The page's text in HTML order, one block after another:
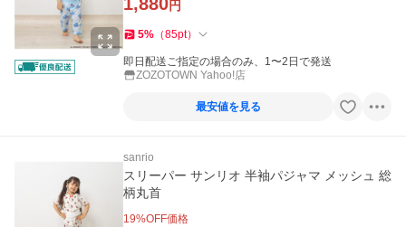
円
5% （85pt）
即日配送ご指定の場合のみ、1〜2日で発送
ZOZOTOWN Yahoo!店
最安値を見る
sanrio
スリーパー サンリオ 半袖パジャマ メッシュ 総
柄丸首
19%OFF価格